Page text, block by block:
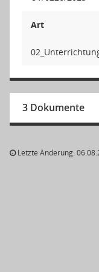
Art
3 Dokumente
Letzte Änderung: